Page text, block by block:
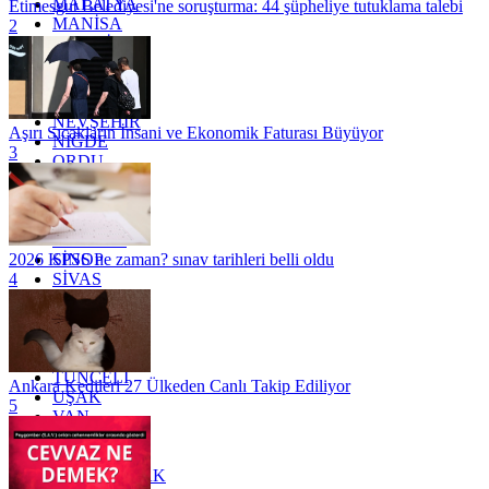
MANİSA
MARDİN
MERSİN
MUĞLA
MUŞ
NEVŞEHİR
NİĞDE
ORDU
OSMANİYE
RİZE
SAKARYA
SAMSUN
SİNOP
SİVAS
SİİRT
TEKİRDAĞ
TOKAT
TRABZON
TUNCELİ
UŞAK
VAN
YALOVA
YOZGAT
ZONGULDAK
Etimesgut Belediyesi'ne soruşturma: 44 şüpheliye tutuklama talebi
2
Aşırı Sıcakların İnsani ve Ekonomik Faturası Büyüyor
3
2026 KPSS ne zaman? sınav tarihleri belli oldu
4
Ankara Kedileri 27 Ülkeden Canlı Takip Ediliyor
5